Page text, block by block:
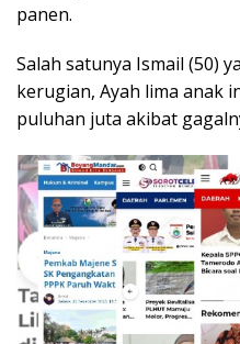
panen.
Salah satunya Ismail (50)
kerugian, Ayah lima anak
puluhan juta akibat